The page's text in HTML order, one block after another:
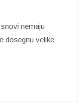
nemaju
dosegnu velike